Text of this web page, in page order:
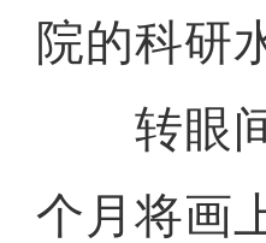
院的科研
转眼间
个月将画